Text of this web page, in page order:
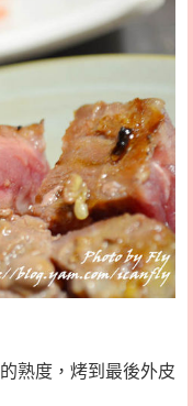
熟度，烤到最後外皮